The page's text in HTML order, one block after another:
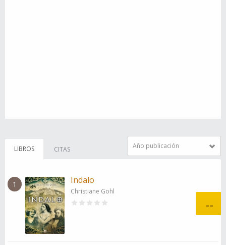
LIBROS CITAS Año publicación
1 Indalo
Christiane Gohl
--